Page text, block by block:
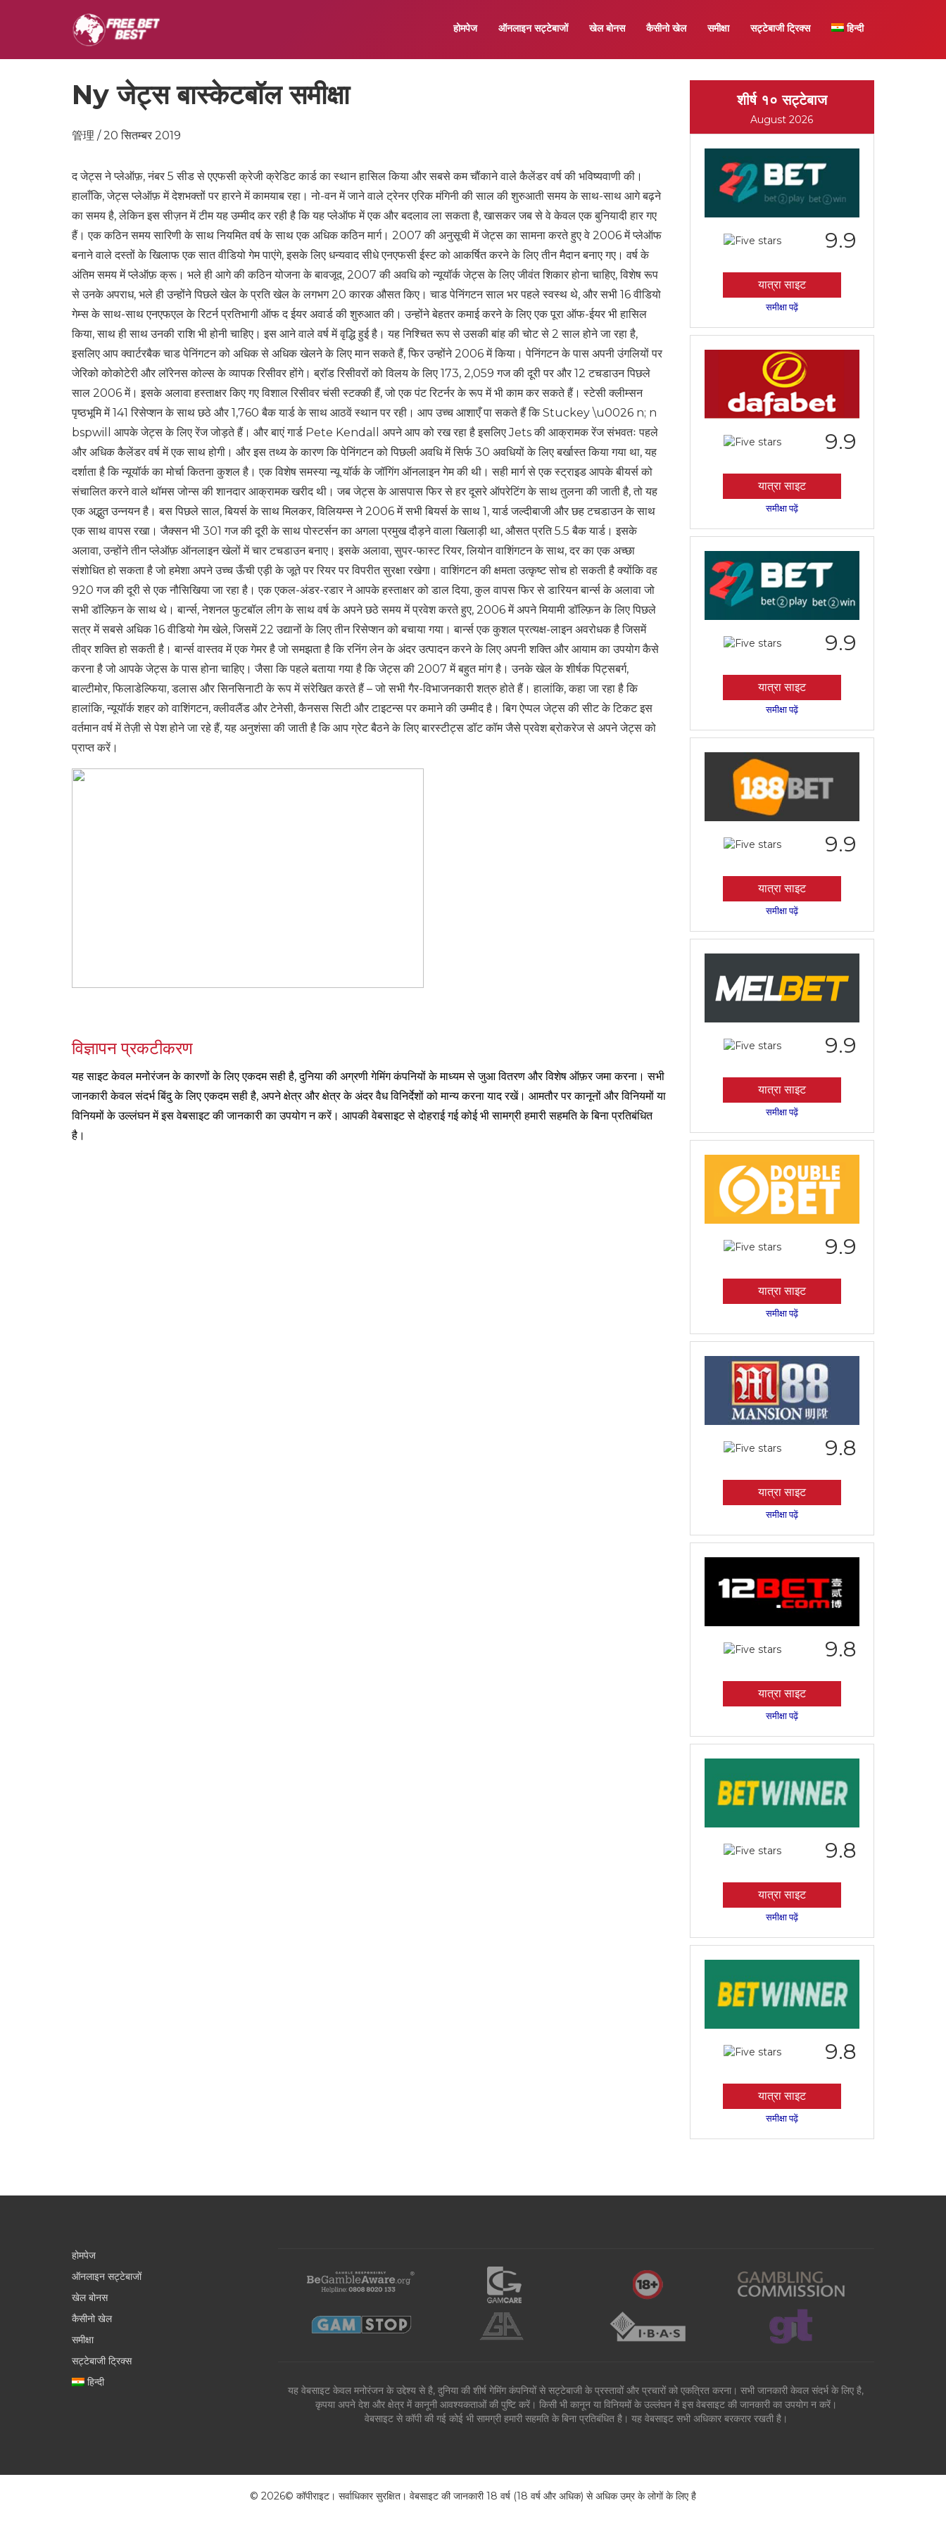
होमपेज ऑनलाइन सट्टेबाजों खेल बोनस कैसीनो खेल समीक्षा सट्टेबाजी ट्रिक्स हिन्दी
Ny जेट्स बास्केटबॉल समीक्षा
管理 / 20 सितम्बर 2019
द जेट्स ने प्लेऑफ़, नंबर 5 सीड से एएफसी क्रेजी क्रेडिट कार्ड का स्थान हासिल किया और सबसे कम चौंकाने वाले कैलेंडर वर्ष की भविष्यवाणी की।
हालाँकि, जेट्स प्लेऑफ़ में देशभक्तों पर हारने में कामयाब रहा। नो-वन में जाने वाले ट्रेनर एरिक मंगिनी की साल की शुरुआती समय के साथ-साथ आगे बढ़ने
का समय है, लेकिन इस सीज़न में टीम यह उम्मीद कर रही है कि यह प्लेऑफ में एक और बदलाव ला सकता है, खासकर जब से वे केवल एक बुनियादी हार गए
हैं। एक कठिन समय सारिणी के साथ नियमित वर्ष के साथ एक अधिक कठिन मार्ग। 2007 की अनुसूची में जेट्स का सामना करते हुए वे 2006 में प्लेऑफ
बनाने वाले दस्तों के खिलाफ एक सात वीडियो गेम पाएंगे, इसके लिए धन्यवाद सीधे एनएफसी ईस्ट को आकर्षित करने के लिए तीन मैदान बनाए गए। वर्ष के
अंतिम समय में प्लेऑफ़ क्रू। भले ही आगे की कठिन योजना के बावजूद, 2007 की अवधि को न्यूयॉर्क जेट्स के लिए जीवंत शिकार होना चाहिए, विशेष रूप
से उनके अपराध, भले ही उन्होंने पिछले खेल के प्रति खेल के लगभग 20 कारक औसत किए। चाड पेनिंगटन साल भर पहले स्वस्थ थे, और सभी 16 वीडियो
गेम्स के साथ-साथ एनएफएल के रिटर्न प्रतिभागी ऑफ द ईयर अवार्ड की शुरुआत की। उन्होंने बेहतर कमाई करने के लिए एक पूरा ऑफ-ईयर भी हासिल
किया, साथ ही साथ उनकी राशि भी होनी चाहिए। इस आने वाले वर्ष में वृद्धि हुई है। यह निश्चित रूप से उसकी बांह की चोट से 2 साल होने जा रहा है,
इसलिए आप क्वार्टरबैक चाड पेनिंगटन को अधिक से अधिक खेलने के लिए मान सकते हैं, फिर उन्होंने 2006 में किया। पेनिंगटन के पास अपनी उंगलियों पर
जेरिको कोकोटेरी और लॉरेनस कोल्स के व्यापक रिसीवर होंगे। ब्रॉड रिसीवरों को विलय के लिए 173, 2,059 गज की दूरी पर और 12 टचडाउन पिछले
साल 2006 में। इसके अलावा हस्ताक्षर किए गए विशाल रिसीवर चंसी स्टक्की हैं, जो एक पंट रिटर्नर के रूप में भी काम कर सकते हैं। स्टेसी क्लीम्सन
पृष्ठभूमि में 141 रिसेप्शन के साथ छठे और 1,760 बैक यार्ड के साथ आठवें स्थान पर रही। आप उच्च आशाएँ पा सकते हैं कि Stuckey \u0026 n; n
bspwill आपके जेट्स के लिए रेंज जोड़ते हैं। और बाएं गार्ड Pete Kendall अपने आप को रख रहा है इसलिए Jets की आक्रामक रेंज संभवतः पहले
और अधिक कैलेंडर वर्ष में एक साथ होगी। और इस तथ्य के कारण कि पेनिंगटन को पिछली अवधि में सिर्फ 30 अवधियों के लिए बर्खास्त किया गया था, यह
दर्शाता है कि न्यूयॉर्क का मोर्चा कितना कुशल है। एक विशेष समस्या न्यू यॉर्क के जॉगिंग ऑनलाइन गेम की थी। सही मार्ग से एक स्ट्राइड आपके बीयर्स को
संचालित करने वाले थॉमस जोन्स की शानदार आक्रामक खरीद थी। जब जेट्स के आसपास फिर से हर दूसरे ऑपरेटिंग के साथ तुलना की जाती है, तो यह
एक अद्भुत उन्नयन है। बस पिछले साल, बियर्स के साथ मिलकर, विलियम्स ने 2006 में सभी बियर्स के साथ 1, यार्ड जल्दीबाजी और छह टचडाउन के साथ
एक साथ वापस रखा। जैक्सन भी 301 गज की दूरी के साथ पोस्टर्सन का अगला प्रमुख दौड़ने वाला खिलाड़ी था, औसत प्रति 5.5 बैक यार्ड। इसके
अलावा, उन्होंने तीन प्लेऑफ़ ऑनलाइन खेलों में चार टचडाउन बनाए। इसके अलावा, सुपर-फास्ट रियर, लियोन वाशिंगटन के साथ, दर का एक अच्छा
संशोधित हो सकता है जो हमेशा अपने उच्च ऊँची एड़ी के जूते पर रियर पर विपरीत सुरक्षा रखेगा। वाशिंगटन की क्षमता उत्कृष्ट सोच हो सकती है क्योंकि वह
920 गज की दूरी से एक नौसिखिया जा रहा है। एक एकल-अंडर-रडार ने आपके हस्ताक्षर को डाल दिया, कुल वापस फिर से डारियन बार्न्स के अलावा जो
सभी डॉल्फ़िन के साथ थे। बार्न्स, नेशनल फुटबॉल लीग के साथ वर्ष के अपने छठे समय में प्रवेश करते हुए, 2006 में अपने मियामी डॉल्फ़िन के लिए पिछले
सत्र में सबसे अधिक 16 वीडियो गेम खेले, जिसमें 22 उद्यानों के लिए तीन रिसेप्शन को बचाया गया। बार्न्स एक कुशल प्रत्यक्ष-लाइन अवरोधक है जिसमें
तीव्र शक्ति हो सकती है। बार्न्स वास्तव में एक गेमर है जो समझता है कि रनिंग लेन के अंदर उत्पादन करने के लिए अपनी शक्ति और आयाम का उपयोग कैसे
करना है जो आपके जेट्स के पास होना चाहिए। जैसा कि पहले बताया गया है कि जेट्स की 2007 में बहुत मांग है। उनके खेल के शीर्षक पिट्सबर्ग,
बाल्टीमोर, फिलाडेल्फिया, डलास और सिनसिनाटी के रूप में संरेखित करते हैं – जो सभी गैर-विभाजनकारी शत्रु होते हैं। हालांकि, कहा जा रहा है कि
हालांकि, न्यूयॉर्क शहर को वाशिंगटन, क्लीवलैंड और टेनेसी, कैनसस सिटी और टाइटन्स पर कमाने की उम्मीद है। बिग ऐप्पल जेट्स की सीट के टिकट इस
वर्तमान वर्ष में तेज़ी से पेश होने जा रहे हैं, यह अनुशंसा की जाती है कि आप ग्रेट बैठने के लिए बारस्टीट्स डॉट कॉम जैसे प्रवेश ब्रोकरेज से अपने जेट्स को
प्राप्त करें।
विज्ञापन प्रकटीकरण
यह साइट केवल मनोरंजन के कारणों के लिए एकदम सही है, दुनिया की अग्रणी गेमिंग कंपनियों के माध्यम से जुआ वितरण और विशेष ऑफ़र जमा करना। सभी
जानकारी केवल संदर्भ बिंदु के लिए एकदम सही है, अपने क्षेत्र और क्षेत्र के अंदर वैध विनिर्देशों को मान्य करना याद रखें। आमतौर पर कानूनों और विनियमों या
विनियमों के उल्लंघन में इस वेबसाइट की जानकारी का उपयोग न करें। आपकी वेबसाइट से दोहराई गई कोई भी सामग्री हमारी सहमति के बिना प्रतिबंधित
है।
शीर्ष १० सट्टेबाज
August 2026
9.9
यात्रा साइट
समीक्षा पढ़ें
9.9
यात्रा साइट
समीक्षा पढ़ें
9.9
यात्रा साइट
समीक्षा पढ़ें
9.9
यात्रा साइट
समीक्षा पढ़ें
9.9
यात्रा साइट
समीक्षा पढ़ें
9.9
यात्रा साइट
समीक्षा पढ़ें
9.8
यात्रा साइट
समीक्षा पढ़ें
9.8
यात्रा साइट
समीक्षा पढ़ें
9.8
यात्रा साइट
समीक्षा पढ़ें
9.8
यात्रा साइट
समीक्षा पढ़ें
होमपेज
ऑनलाइन सट्टेबाजों
खेल बोनस
कैसीनो खेल
समीक्षा
सट्टेबाजी ट्रिक्स
हिन्दी
यह वेबसाइट केवल मनोरंजन के उद्देश्य से है, दुनिया की शीर्ष गेमिंग कंपनियों से सट्टेबाजी के प्रस्तावों और प्रचारों को एकत्रित करना। सभी जानकारी केवल संदर्भ के लिए है,
कृपया अपने देश और क्षेत्र में कानूनी आवश्यकताओं की पुष्टि करें। किसी भी कानून या विनियमों के उल्लंघन में इस वेबसाइट की जानकारी का उपयोग न करें।
वेबसाइट से कॉपी की गई कोई भी सामग्री हमारी सहमति के बिना प्रतिबंधित है। यह वेबसाइट सभी अधिकार बरकरार रखती है।
© 2026© कॉपीराइट। सर्वाधिकार सुरक्षित। वेबसाइट की जानकारी 18 वर्ष (18 वर्ष और अधिक) से अधिक उम्र के लोगों के लिए है